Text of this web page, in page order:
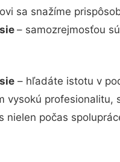
sa snažíme
– samozrejmosťou
– hľadáte istotu v
vysokú
nielen počas